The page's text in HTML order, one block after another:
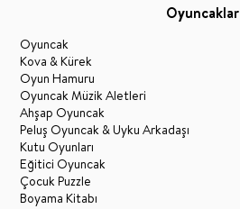
Oyuncaklar
Oyuncak
Kova & Kürek
Oyun Hamuru
Oyuncak Müzik Aletleri
Ahşap Oyuncak
Peluş Oyuncak & Uyku Arkadaşı
Kutu Oyunları
Eğitici Oyuncak
Çocuk Puzzle
Boyama Kitabı